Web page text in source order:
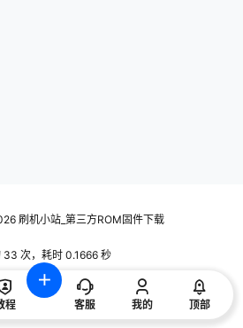
刷机小站_第三方ROM固件下载
33 次，耗时 0.1666 秒
程 客服 我的 顶部